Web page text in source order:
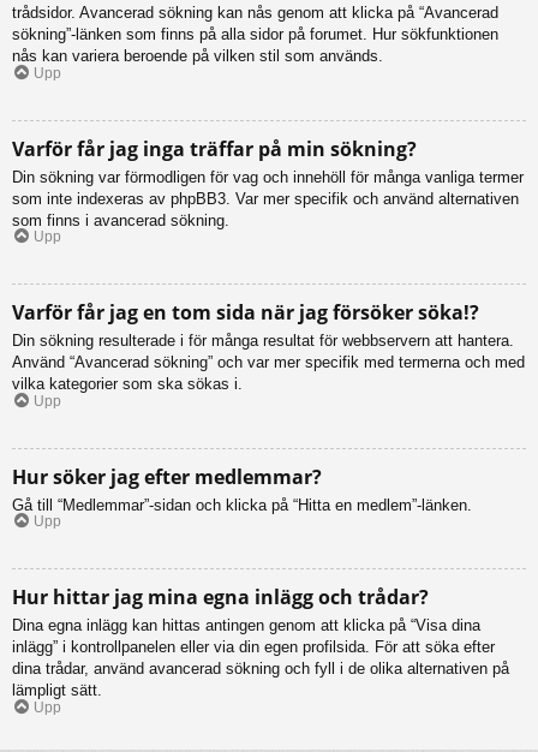
trådsidor. Avancerad sökning kan nås genom att klicka på “Avancerad
sökning”-länken som finns på alla sidor på forumet. Hur sökfunktionen
nås kan variera beroende på vilken stil som används.
Upp
Varför får jag inga träffar på min sökning?
Din sökning var förmodligen för vag och innehöll för många vanliga termer
som inte indexeras av phpBB3. Var mer specifik och använd alternativen
som finns i avancerad sökning.
Upp
Varför får jag en tom sida när jag försöker söka!?
Din sökning resulterade i för många resultat för webbservern att hantera.
Använd “Avancerad sökning” och var mer specifik med termerna och med
vilka kategorier som ska sökas i.
Upp
Hur söker jag efter medlemmar?
Gå till “Medlemmar”-sidan och klicka på “Hitta en medlem”-länken.
Upp
Hur hittar jag mina egna inlägg och trådar?
Dina egna inlägg kan hittas antingen genom att klicka på “Visa dina
inlägg” i kontrollpanelen eller via din egen profilsida. För att söka efter
dina trådar, använd avancerad sökning och fyll i de olika alternativen på
lämpligt sätt.
Upp